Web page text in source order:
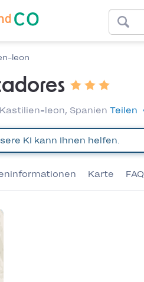
leon
leon, Spanien Teilen
Karte FAQ